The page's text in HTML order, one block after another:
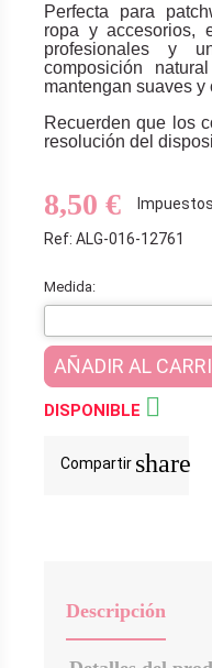
Perfecta para
ropa y accesorios,
profesionales y
composición
mantengan suaves y
Recuerden que los
resolución del
8,50 €
Ref: ALG-016-12761
Medida:
AÑADIR AL
DISPONIBLE 
Compartir share
Descripción